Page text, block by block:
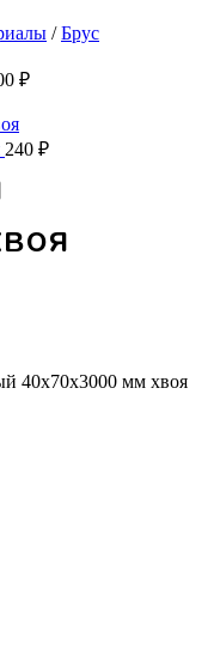
/Брус
₽
240 ₽
40х70х3000 мм хвоя